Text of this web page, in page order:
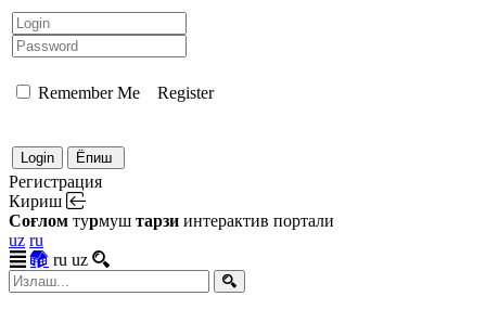
Remember Me Register
Регистрация
Кириш
Соғлом турмуш тарзи интерактив портали
uz ru
ru uz